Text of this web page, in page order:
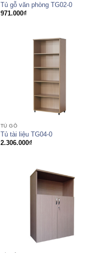
Tủ gỗ văn phòng TG02-0
971.000₫
TỦ GỖ
Tủ tài liệu TG04-0
2.306.000₫